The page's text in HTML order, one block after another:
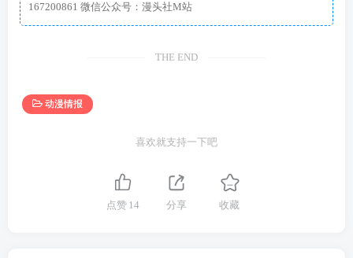
167200861 微信公众号：漫头社M站
THE END
动漫情报
喜欢就支持一下吧
点赞 14 分享 收藏